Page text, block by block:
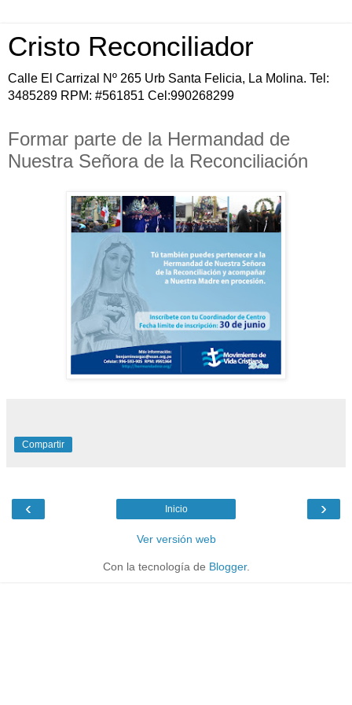
Cristo Reconciliador
Calle El Carrizal Nº 265 Urb Santa Felicia, La Molina. Tel:
3485289 RPM: #561851 Cel:990268299
Formar parte de la Hermandad de
Nuestra Señora de la Reconciliación
Compartir
‹ ›
Inicio
Ver versión web
Con la tecnología de Blogger.